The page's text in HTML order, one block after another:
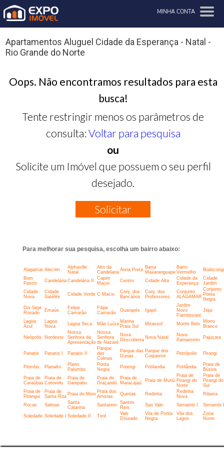
MINHA CONTA
Apartamentos Aluguel Cidade da Esperança - Natal -
Rio Grande do Norte
Oops. Não encontramos resultados para esta
busca!
Tente restringir menos os parâmetros de
consulta: Voltar para pesquisa
ou
Solicite um Imóvel que possuem o seu perfil
desejado.
Solicitar
Para melhorar sua pesquisa, escolha um bairro abaixo:
Alagamar Alecrim
Alphaville
Natal
Alto da
Candelaria Areia Preta Barra
Maxaranguape
Barro
Vermelho
Bom
Pastor
Candelária Candelária II
Capim
Macio
Centro Cidade Alta
Cidade da
Esperança
Cidade
Jardim
Cidade
Nova
Cidade
Satélite
Cidade Verde C Macio
Conj. dos
Bancários
Conj. dos
Professores
Conjunto
ALAGAMAR
Conjunto
Ponta
Negra
Dix-Sept
Rosado
Emaús
Felipe
Camarão
Filipe
Camarão
Guarapés Igapó
Jardim
Novo
Flamboyant
Jiqui
Lagoa
Azul
Lagoa
Nova
Lagoa Seca Mãe Luíza Marina
Praia Sul
Mirassol Monte Belo
Morro
Branco
Neópolis Nordeste
Nossa
Senhora da
Apresentação
Nossa
Senhora
de Nazaré
Nova
Descoberta Nova Natal
Nova
Parnamirim
Pajuçara
Panatis Panatis I Panatis II
Parque
das
Colinas
Parque das
Dunas
Parque dos
Coqueiros
Petrópolis Pirangi
Pitimbú Planalto
Plano
Palumbo
Ponta
Negra
Potengi Potilandia Potilândia
Praia de
Búzios
Praia de
Caraúbas
Praia de
Cotovelo
Praia de
Ganipabu
Praia de
Graçandú
Praia de
Maracajaú
Praia de Muriú
Praia de
Pirangi do
Norte
Praia de
Pirangi do
Sul
Praia de
Pitangui
Praia de
Santa Rita Praia do Meio Praia dos
Artistas
Quintas Redinha
Redinha
Nova
Ribeira
Rocas Salinas
Santa
Catarina
Santarem
Santos
Reis
San Vale Serrambi I Serrambi
Soledade Soledade I Soledade II Tirol
Vale
Dourado
Vila de Ponta
Negra
Vila dos
Lagos
Zona
Norte